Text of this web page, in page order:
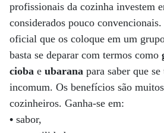
profissionais da cozinha investem
considerados pouco
oficial que os coloque em um
basta se deparar com termos como
cioba e ubarana para saber que
incomum. Os benefícios são
cozinheiros. Ganha-se em:
• sabor,